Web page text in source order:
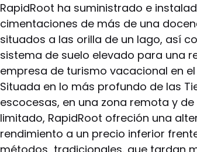
RapidRoot ha suministrado e
cimentaciones de más de una
situados a las orilla de un lago, así
sistema de suelo elevado para una
empresa de turismo vacacional en el
Situada en lo más profundo de las
escocesas, en una zona remota y
limitado, RapidRoot ofreción una
rendimiento a un precio inferior